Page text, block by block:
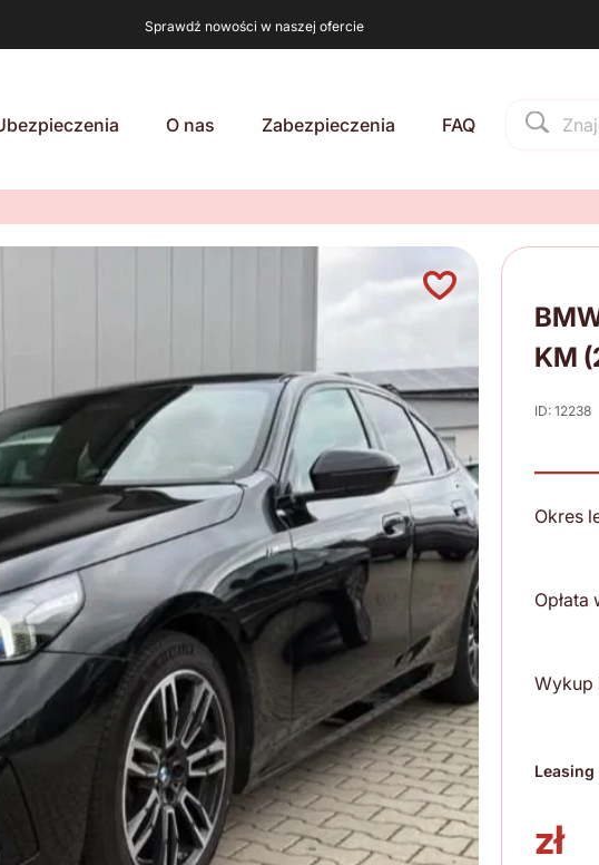
Sprawdź nowości w naszej ofercie
O nas Zabezpieczenia FAQ
KM
ID: 12238
Okres
Wykup
zł